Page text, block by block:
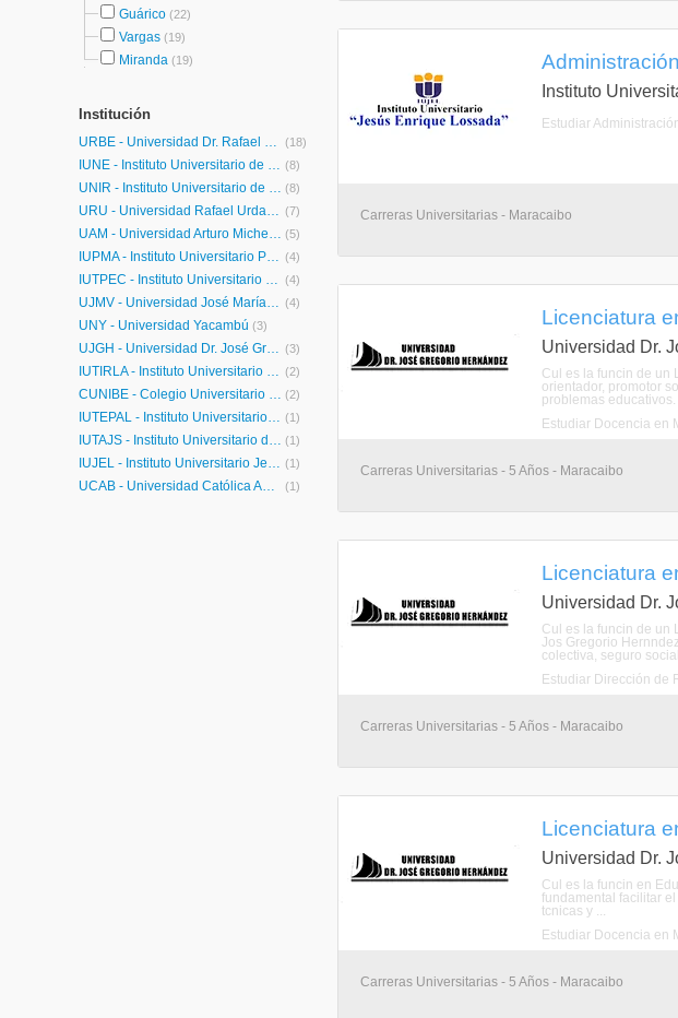
Guárico (22)
Vargas (19)
Miranda (19)
Institución
URBE - Universidad Dr. Rafael Belloso Chacín (18)
IUNE - Instituto Universitario de Educación Especializada (8)
UNIR - Instituto Universitario de Tecnología READIC (8)
URU - Universidad Rafael Urdaneta (7)
UAM - Universidad Arturo Michelena (5)
IUPMA - Instituto Universitario Pedagógico Monseñor Rafael Arias Blanco (4)
IUTPEC - Instituto Universitario de Tecnología Pedro Emilio Coll (4)
UJMV - Universidad José María Vargas (4)
UNY - Universidad Yacambú (3)
UJGH - Universidad Dr. José Gregorio Hernández (3)
IUTIRLA - Instituto Universitario de Tecnología Industrial Rodolfo Loero Arismendi (2)
CUNIBE - Colegio Universitario Dr. Rafael Belloso Chacín (2)
IUTEPAL - Instituto Universitario de Tecnología Juan Pablo Pérez Alfonzo (1)
IUTAJS - Instituto Universitario de Tecnología Antonio José de Sucre (1)
IUJEL - Instituto Universitario Jesús Enrique Lossada (1)
UCAB - Universidad Católica Andrés Bello (1)
Instituto
Estudiar
Carreras Universitarias - Maracaibo
Licenciatura
Universidad Dr.
Cul es la funcin de un
orientador, promotor
problemas educativos.
Estudiar Docencia en
Carreras Universitarias - 5 Años - Maracaibo
Licenciatura
Universidad Dr.
Cul es la funcin de un
Jos Gregorio
colectiva, seguro
Estudiar Dirección de
Carreras Universitarias - 5 Años - Maracaibo
Licenciatura
Universidad Dr.
Cul es la funcin en
fundamental facilitar
tcnicas y ...
Estudiar Docencia en
Carreras Universitarias - 5 Años - Maracaibo